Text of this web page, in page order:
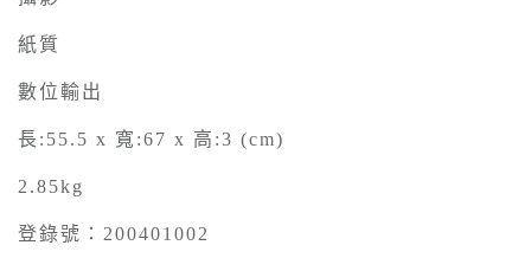
紙質
數位輸出
長:55.5 x 寬:67 x 高:3 (cm)
2.85kg
登錄號：200401002